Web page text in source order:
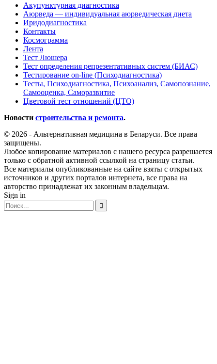
Акупунктурная диагностика
Аюрведа — индивидуальная аюрведическая диета
Иридодиагностика
Контакты
Космограмма
Лента
Тест Люшера
Тест определения репрезентативных систем (БИАС)
Тестирование on-line (Психодиагностика)
Тесты, Психодиагностика, Психоанализ, Самопознание,
Самооценка, Саморазвитие
Цветовой тест отношений (ЦТО)
Новости строительства и ремонта.
© 2026 - Альтернативная медицина в Беларуси. Все права
защищены.
Любое копирование материалов с нашего ресурса разрешается
только с обратной активной ссылкой на страницу статьи.
Все материалы опубликованные на сайте взяты с открытых
источников и других порталов интернета, все права на
авторство принадлежат их законным владельцам.
Sign in